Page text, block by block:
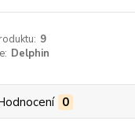
9
Delphin
0